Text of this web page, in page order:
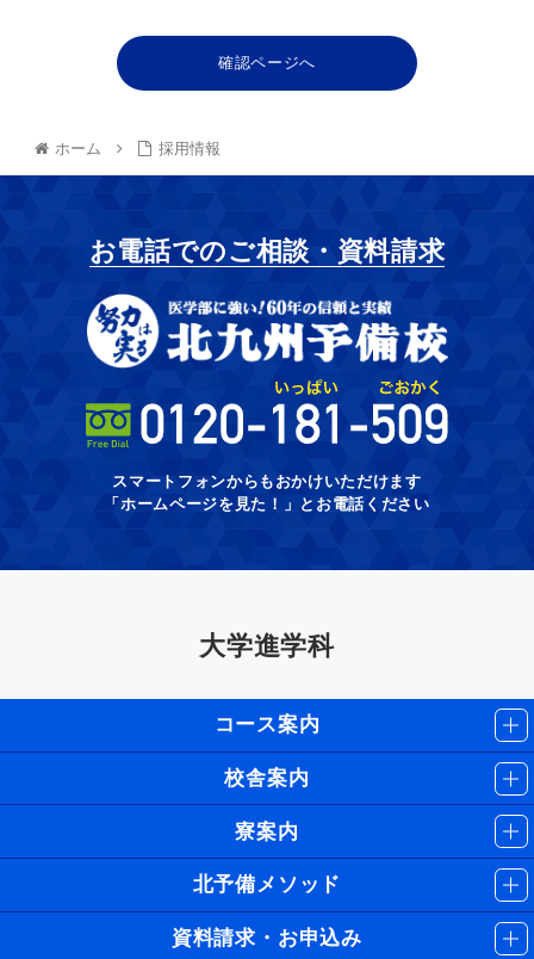
ホーム 採用情報
お電話でのご相談・資料請求
スマートフォンからもおかけいただけます
「ホームページを見た！」とお電話ください
大学進学科
コース案内
校舎案内
寮案内
北予備メソッド
資料請求・お申込み